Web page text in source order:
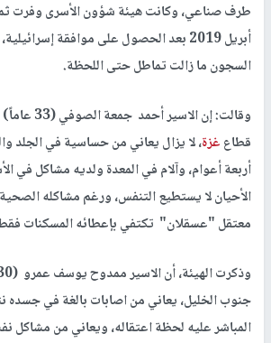
طرف صناعي، وكانت هيئة شؤون الأسرى وفرت
أبريل 2019 بعد الحصول على موافقة
السجون ما زالت تماطل حتى اللحظة.
وقالت: إن
قطاعغزة، لا يزال يعاني من حساسية في الجلد
أربعة أعوام، وآلام في المعدة ولديه مشاكل في
الأحيان لا يستطيع التنفس، ورغم مشاكله الصحية
معتقل "عسقلان" تكتفي بإعطائه المسكنات
جنوب الخليل، يعاني من اصابات بالغة في جسده
المباشر عليه لحظة اعتقاله، ويعاني من مشاكل